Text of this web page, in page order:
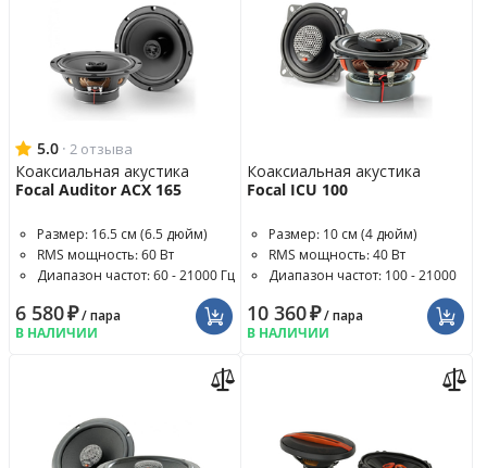
5.0 · 2 отзыва
Коаксиальная акустика
Focal Auditor ACX 165
Размер: 16.5 см (6.5 дюйм)
RMS мощность: 60 Вт
Диапазон частот: 60 - 21000 Гц
6 580₽/ пара
В НАЛИЧИИ
Коаксиальная акустика
Focal ICU 100
Размер: 10 см (4 дюйм)
RMS мощность: 40 Вт
Диапазон частот: 100 - 21000
10 360₽/ пара
В НАЛИЧИИ